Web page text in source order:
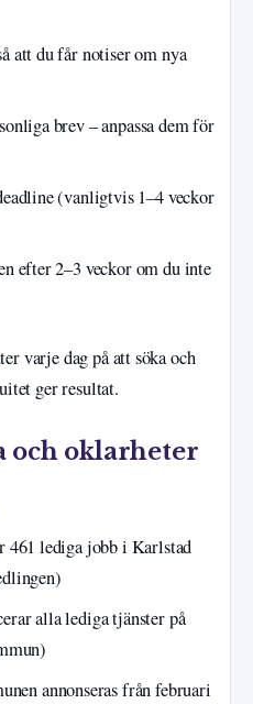
att du får notiser om nya
brev – anpassa dem för
(vanligtvis 1–4 veckor
efter 2–3 veckor om du inte
varje dag på att söka och
ger resultat.
och oklarheter
lediga jobb i Karlstad
alla lediga tjänster på
annonseras från februari